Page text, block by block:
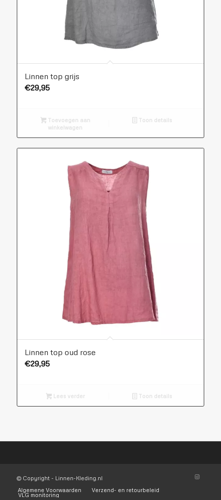
Linnen top grijs
€29,95
Toevoegen aan
winkelwagen
Toon details
Linnen top oud rose
€29,95
Lees verder Toon details
© Copyright - Linnen-Kleding.nl
Algemene Voorwaarden
Verzend- en retourbeleid
VLG monitoring